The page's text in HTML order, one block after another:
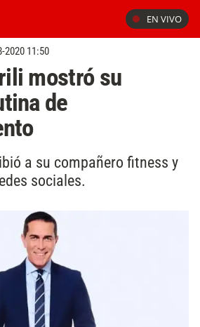
EN VIVO
2020 11:50
mostró su
de
a su compañero fitness y
sociales.